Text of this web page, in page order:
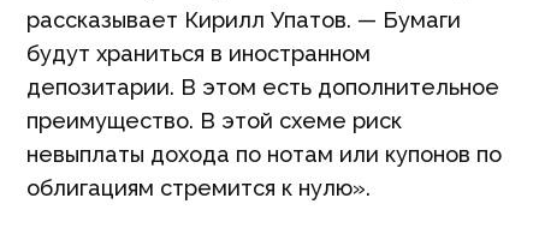
рассказывает Кирилл Упатов. — Бумаги
будут храниться в иностранном
депозитарии. В этом есть дополнительное
преимущество. В этой схеме риск
невыплаты дохода по нотам или купонов по
облигациям стремится к нулю».